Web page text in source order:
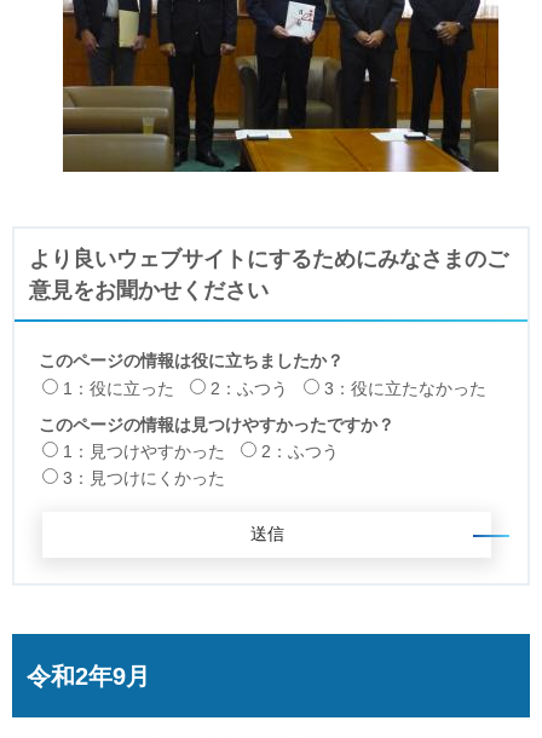
より良いウェブサイトにするためにみなさまのご
意見をお聞かせください
このページの情報は役に立ちましたか？
1：役に立った
2：ふつう
3：役に立たなかった
このページの情報は見つけやすかったですか？
1：見つけやすかった
2：ふつう
3：見つけにくかった
令和2年9月